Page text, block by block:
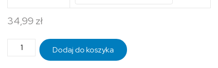
24,99 zł
34,99 zł
34,99 zł
ilość
AMIGA
Dodaj do koszyka